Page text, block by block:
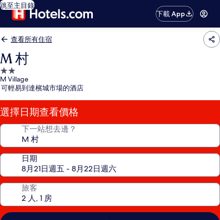
跳至主目錄
下載 App
查看所有住宿
M 村
2.0
星
級
住
宿
M Village
可輕易到達檳城市場的酒店
選擇日期查看價格
下一站想去邊？
日期
旅客